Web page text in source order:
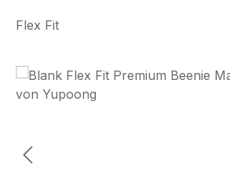
Flex Fit
Bildergalerie überspringen